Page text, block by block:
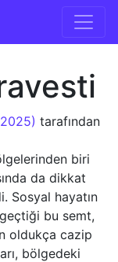
tarafından
biri
da dikkat
Sosyal hayatın
bu semt,
oldukça cazip
bölgedeki